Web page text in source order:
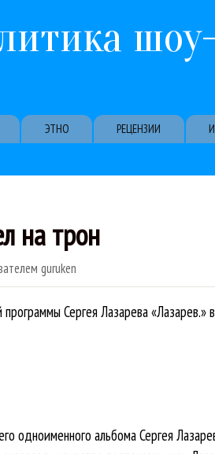
ЭТНО РЕЦЕНЗИИ
на трон
guruken
Сергея Лазарева «Лазарев.»
одноименного альбома Сергея